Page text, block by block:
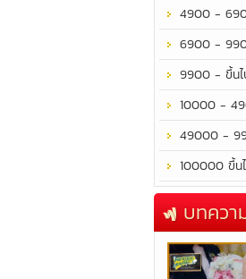
4900 -
6900 -
9900 - ขึ้น
10000 -
49000 -
100000 ขึ้น
บทควา